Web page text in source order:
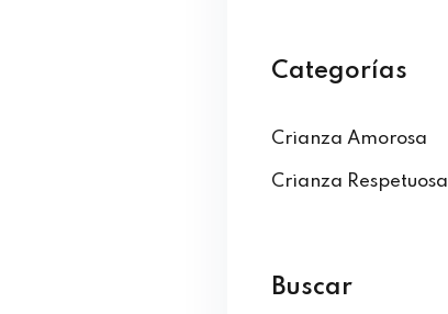
Categorías
Crianza Amorosa
Crianza Respetuosa
Buscar